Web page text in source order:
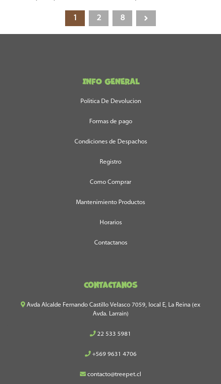
1 2 8
INFO GENERAL
Politica De Devolucion
Formas de pago
Condiciones de Despachos
Registro
Como Comprar
Mantenimiento Productos
Horarios
Contactanos
Contactanos
Avda Alcalde Fernando Castillo Velasco 7059, local E, La Reina (ex
Avda. Larrain)
22 533 5981
+569 9631 4706
contacto@treepet.cl